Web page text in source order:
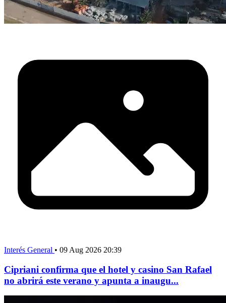
Interés General • 09 Aug 2026 20:39
Cipriani confirma que el hotel y casino San Rafael
no abrirá este verano y apunta a inaugu...